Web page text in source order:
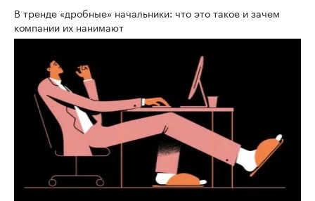
В тренде «дробные» начальники: что это такое и зачем
компании их нанимают